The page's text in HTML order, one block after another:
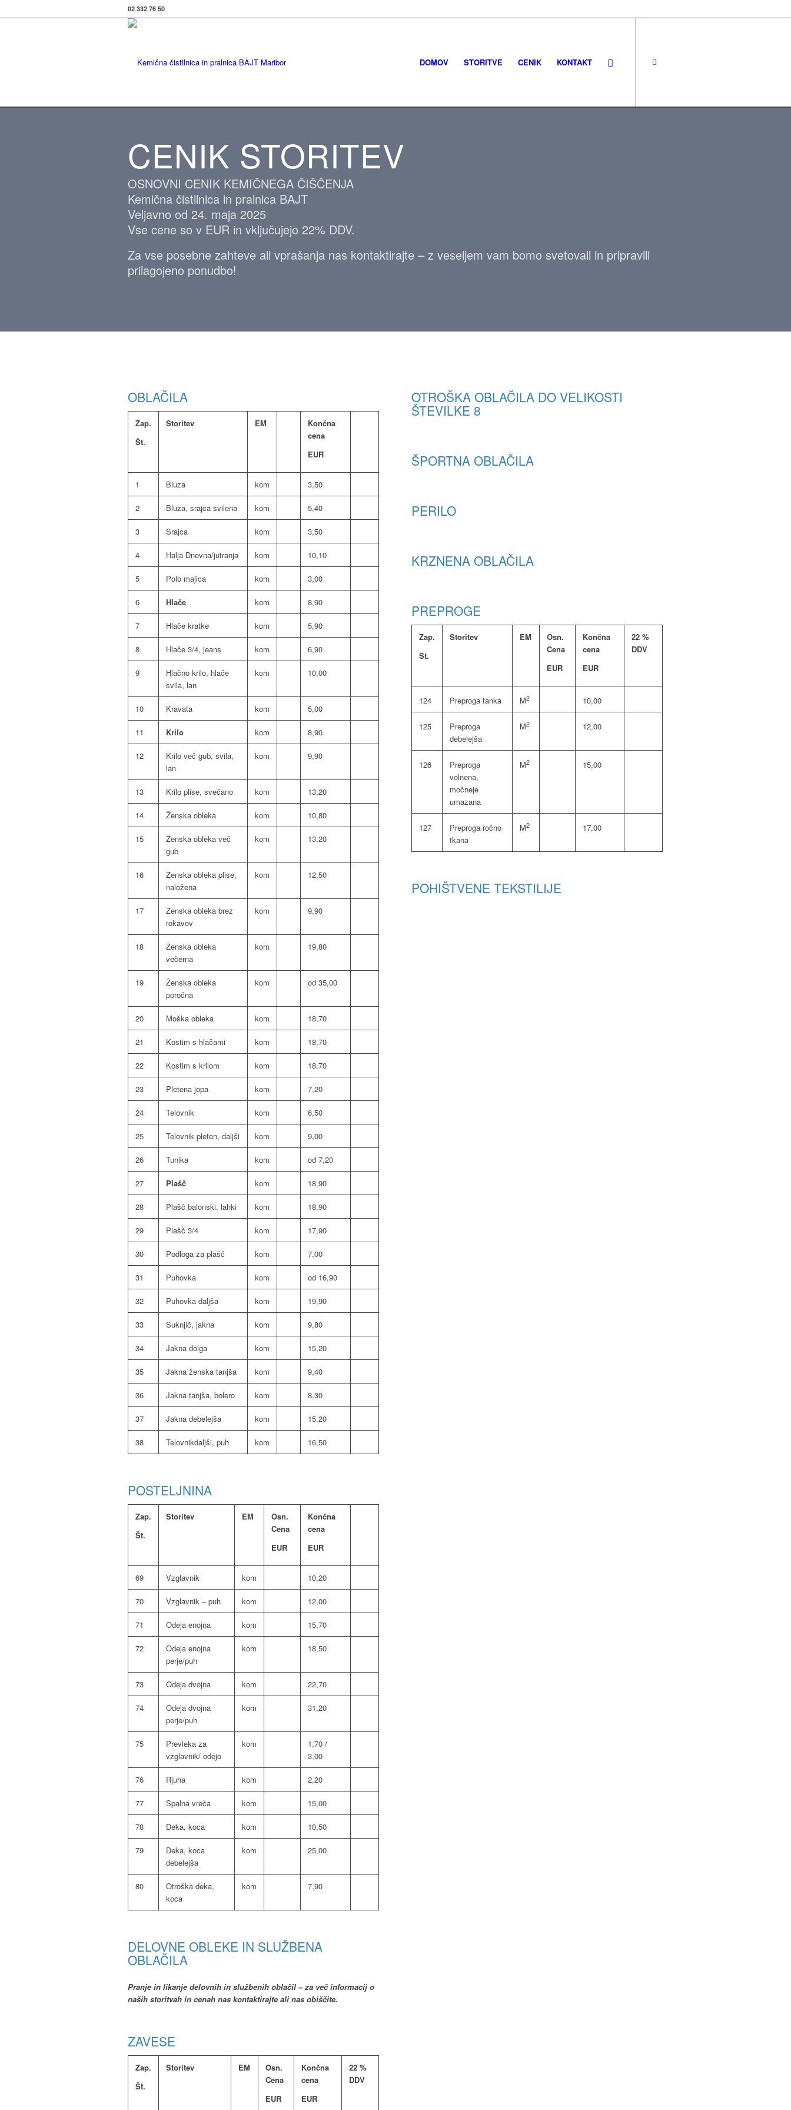
02 332 76 50
DOMOV STORITVE CENIK KONTAKT
CENIK STORITEV
OSNOVNI CENIK KEMIČNEGA ČIŠČENJA
Kemična čistilnica in pralnica BAJT
Veljavno od 24. maja 2025
Vse cene so v EUR in vključujejo 22% DDV.
Za vse posebne zahteve ali vprašanja nas kontaktirajte – z veseljem vam bomo svetovali in pripravili
prilagojeno ponudbo!
OBLAČILA
Zap.
Št.
Storitev EM
Končna
cena
EUR
1 Bluza kom 3,50
2 Bluza, srajca svilena kom 5,40
3 Srajca kom 3,50
4 Halja Dnevna/jutranja kom 10,10
5 Polo majica kom 3,00
6 Hlače kom 8,90
7 Hlače kratke kom 5,90
8 Hlače 3/4, jeans kom 6,90
9
Hlačno krilo, hlače
svila, lan
kom 10,00
10 Kravata kom 5,00
11 Krilo kom 8,90
12
Krilo več gub, svila,
lan
kom 9,90
13 Krilo plise, svečano kom 13,20
14 Ženska obleka kom 10,80
15
Ženska obleka več
gub
kom 13,20
16
Ženska obleka plise,
naložena
kom 12,50
17
Ženska obleka brez
rokavov
kom 9,90
18
Ženska obleka
večerna
kom 19,80
19
Ženska obleka
poročna
kom od 35,00
20 Moška obleka kom 18,70
21 Kostim s hlačami kom 18,70
22 Kostim s krilom kom 18,70
23 Pletena jopa kom 7,20
24 Telovnik kom 6,50
25 Telovnik pleten, daljši kom 9,00
26 Tunika kom od 7,20
27 Plašč kom 18,90
28 Plašč balonski, lahki kom 18,90
29 Plašč 3/4 kom 17,90
30 Podloga za plašč kom 7,00
31 Puhovka kom od 16,90
32 Puhovka daljša kom 19,90
33 Suknjič, jakna kom 9,80
34 Jakna dolga kom 15,20
35 Jakna ženska tanjša kom 9,40
36 Jakna tanjša, bolero kom 8,30
37 Jakna debelejša kom 15,20
38 Telovnikdaljši, puh kom 16,50
POSTELJNINA
Zap.
Št.
Storitev EM
Osn.
Cena
EUR
Končna
cena
EUR
69 Vzglavnik kom 10,20
70 Vzglavnik – puh kom 12,00
71 Odeja enojna kom 15,70
72
Odeja enojna
perje/puh
kom 18,50
73 Odeja dvojna kom 22,70
74
Odeja dvojna
perje/puh
kom 31,20
75
Prevleka za
vzglavnik/ odejo
kom
1,70 /
3,00
76 Rjuha kom 2,20
77 Spalna vreča kom 15,00
78 Deka, koca kom 10,50
79
Deka, koca
debelejša
kom 25,00
80
Otroška deka,
koca
kom 7,90
DELOVNE OBLEKE IN SLUŽBENA
OBLAČILA
Pranje in likanje delovnih in službenih oblačil – za več informacij o
naših storitvah in cenah nas kontaktirajte ali nas obiščite.
ZAVESE
Zap.
Št.
Storitev EM
Osn.
Cena
EUR
Končna
cena
EUR
22 %
DDV
OTROŠKA OBLAČILA DO VELIKOSTI
ŠTEVILKE 8
ŠPORTNA OBLAČILA
PERILO
KRZNENA OBLAČILA
PREPROGE
Zap.
Št.
Storitev EM
Osn.
Cena
EUR
Končna
cena
EUR
22 %
DDV
124 Preproga tanka M2 10,00
125
Preproga
debelejša
M2 12,00
126
Preproga
volnena,
močneje
umazana
M2 15,00
127
Preproga ročno
tkana
M2 17,00
POHIŠTVENE TEKSTILIJE